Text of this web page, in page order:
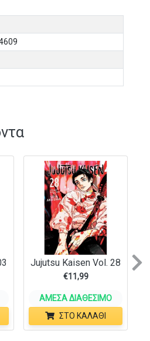
Jujutsu Kaisen Vol. 28
€11,99
ΆΜΕΣΑ ΔΙΑΘΈΣΙΜΟ
ΣΤΟ ΚΑΛΆΘΙ